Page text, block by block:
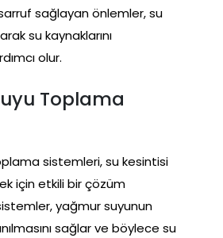
sağlayan önlemler, su
su kaynaklarını
olur.
Toplama
sistemleri, su kesintisi
için etkili bir çözüm
yağmur suyunun
sağlar ve böylece su